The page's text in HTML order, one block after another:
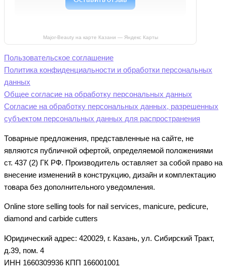
Major-Beauty на карте Казани — Яндекс Карты
Пользовательское соглашение
Политика конфиденциальности и обработки персональных
данных
Общее согласие на обработку персональных данных
Согласие на обработку персональных данных, разрешенных
субъектом персональных данных для распространения
Товарные предложения, представленные на сайте, не
являются публичной офертой, определяемой положениями
ст. 437 (2) ГК РФ. Производитель оставляет за собой право на
внесение изменений в конструкцию, дизайн и комплектацию
товара без дополнительного уведомления.
Online store selling tools for nail services, manicure, pedicure,
diamond and carbide cutters
Юридический адрес: 420029, г. Казань, ул. Сибирский Тракт,
д.39, пом. 4
ИНН 1660309936 КПП 166001001